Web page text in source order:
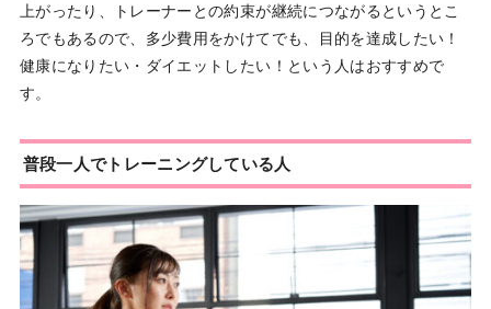
上がったり、トレーナーとの約束が継続につながるというとこ
ろでもあるので、多少費用をかけてでも、目的を達成したい！
健康になりたい・ダイエットしたい！という人はおすすめで
す。
普段一人でトレーニングしている人